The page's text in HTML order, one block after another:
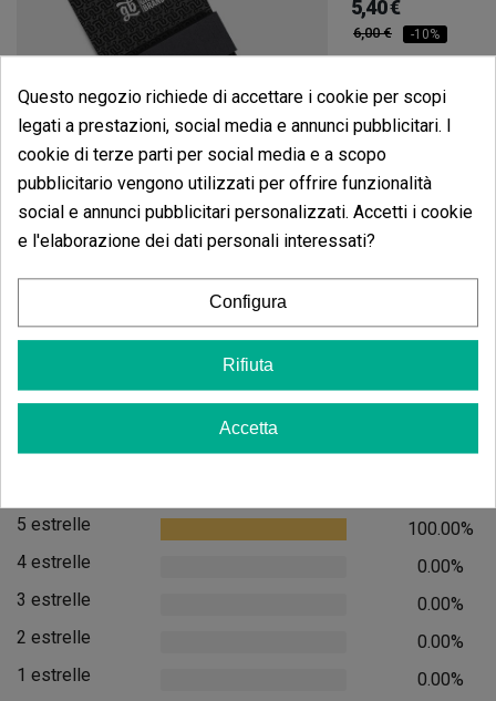
Rotolo Di Cartine Lunghe Slim GB 5m + 50 Filtri
Aggiungi al carrello
5,40 €
6,00 € -10%
5 estrelle
100.00%
4 estrelle
0.00%
3 estrelle
0.00%
2 estrelle
0.00%
1 estrelle
0.00%
Questo negozio richiede di accettare i cookie per scopi
legati a prestazioni, social media e annunci pubblicitari. I
cookie di terze parti per social media e a scopo
pubblicitario vengono utilizzati per offrire funzionalità
social e annunci pubblicitari personalizzati. Accetti i cookie
e l'elaborazione dei dati personali interessati?
Configura
Rifiuta
Accetta